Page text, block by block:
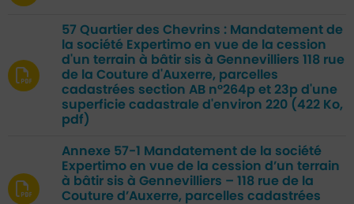
57 Quartier des Chevrins : Mandatement de
la société Expertimo en vue de la cession
d'un terrain à bâtir sis à Gennevilliers 118 rue
de la Couture d'Auxerre, parcelles
cadastrées section AB n°264p et 23p d'une
superficie cadastrale d'environ 220 (422 Ko,
pdf)
Annexe 57-1 Mandatement de la société
Expertimo en vue de la cession d’un terrain
à bâtir sis à Gennevilliers – 118 rue de la
Couture d’Auxerre, parcelles cadastrées